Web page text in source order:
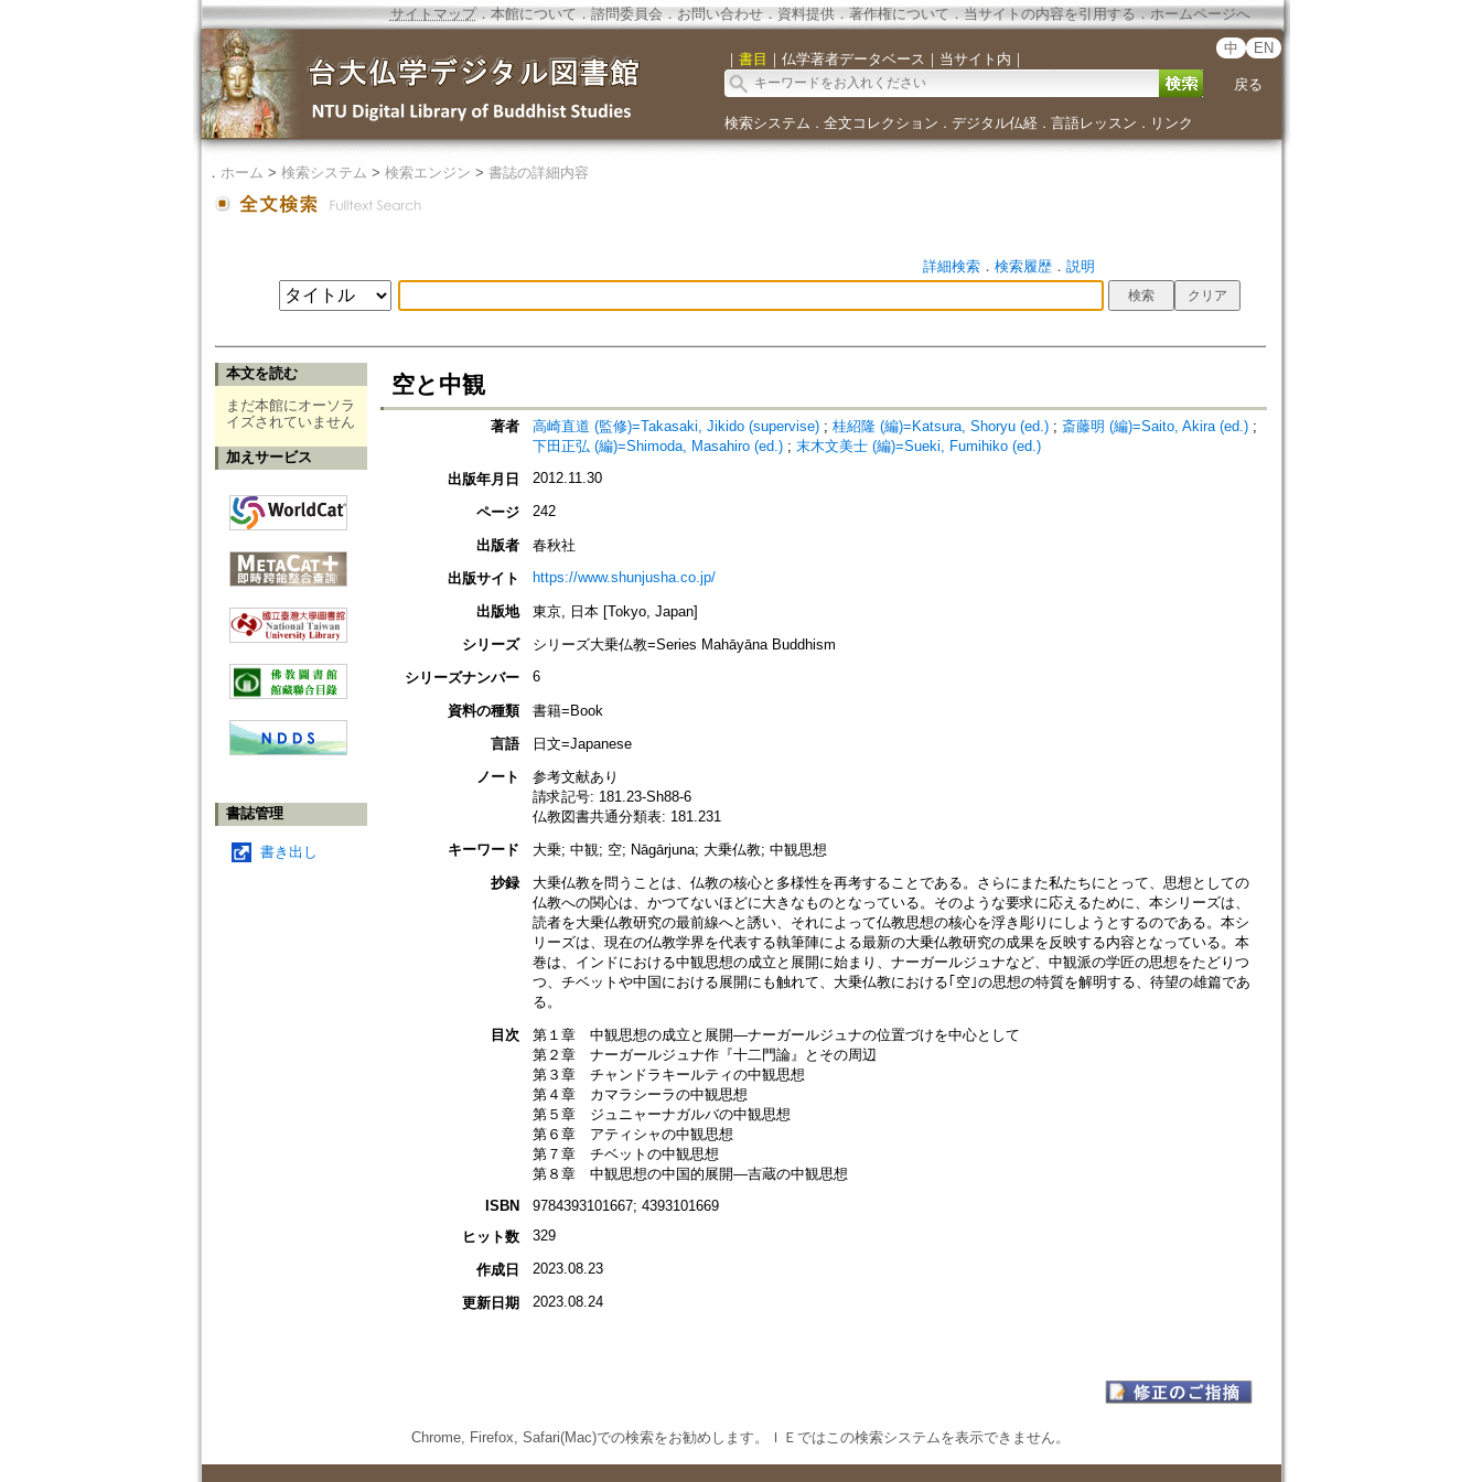
サイトマップ．本館について ． 諮問委員会． お問い合わせ． 資料提供． 著作権について．当サイトの内容を引用する ． ホームページへ
｜ 書目 ｜ 仏学著者データベース ｜ 当サイト内 ｜
中 EN
戻る
検索システム ． 全文コレクション ． デジタル仏経． 言語レッスン ． リンク
． ホーム > 検索システム > 検索エンジン > 書誌の詳細内容
詳細検索． 検索履歴． 説明
本文を読む
まだ本館にオーソラ
イズされていません
加えサービス
書誌管理
書き出し
空と中観
著者 高崎直道 (監修)=Takasaki, Jikido (supervise); 桂紹隆 (編)=Katsura, Shoryu (ed.); 斎藤明 (編)=Saito, Akira (ed.);
下田正弘 (編)=Shimoda, Masahiro (ed.); 末木文美士 (編)=Sueki, Fumihiko (ed.)
出版年月日
2012.11.30
ページ 242
出版者
春秋社
出版サイト
https://www.shunjusha.co.jp/
出版地
東京, 日本 [Tokyo, Japan]
シリーズ
シリーズ大乗仏教=Series Mahāyāna Buddhism
シリーズナンバー
6
資料の種類
書籍=Book
言語
日文=Japanese
ノート
参考文献あり
請求記号: 181.23-Sh88-6
仏教図書共通分類表: 181.231
キーワード
大乗; 中観; 空; Nāgārjuna; 大乗仏教; 中観思想
抄録
大乗仏教を問うことは、仏教の核心と多様性を再考することである。さらにまた私たちにとって、思想としての
仏教への関心は、かつてないほどに大きなものとなっている。そのような要求に応えるために、本シリーズは、
読者を大乗仏教研究の最前線へと誘い、それによって仏教思想の核心を浮き彫りにしようとするのである。本シ
リーズは、現在の仏教学界を代表する執筆陣による最新の大乗仏教研究の成果を反映する内容となっている。本
巻は、インドにおける中観思想の成立と展開に始まり、ナーガールジュナなど、中観派の学匠の思想をたどりつ
つ、チベットや中国における展開にも触れて、大乗仏教における｢空｣の思想の特質を解明する、待望の雄篇であ
る。
目次
第１章 中観思想の成立と展開—ナーガールジュナの位置づけを中心として
第２章 ナーガールジュナ作『十二門論』とその周辺
第３章 チャンドラキールティの中観思想
第４章 カマラシーラの中観思想
第５章 ジュニャーナガルバの中観思想
第６章 アティシャの中観思想
第７章 チベットの中観思想
第８章 中観思想の中国的展開—吉蔵の中観思想
ISBN
9784393101667; 4393101669
ヒット数
329
作成日 2023.08.23
更新日期 2023.08.24
Chrome, Firefox, Safari(Mac)での検索をお勧めします。ＩＥではこの検索システムを表示できません。